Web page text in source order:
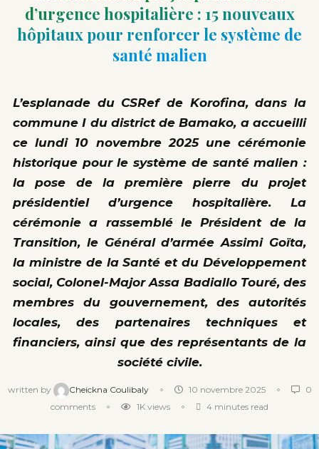
d’urgence hospitalière : 15 nouveaux
hôpitaux pour renforcer le système de
santé malien
L’esplanade du CSRef de Korofina, dans la
commune I du district de Bamako, a accueilli
ce lundi 10 novembre 2025 une cérémonie
historique pour le système de santé malien :
la pose de la première pierre du projet
présidentiel d’urgence hospitalière. La
cérémonie a rassemblé le Président de la
Transition, le Général d’armée Assimi Goïta,
la ministre de la Santé et du Développement
social, Colonel-Major Assa Badiallo Touré, des
membres du gouvernement, des autorités
locales, des partenaires techniques et
financiers, ainsi que des représentants de la
société civile.
written by Cheickna Coulibaly 10 novembre 2025
0
comments
1K views 4 minutes read